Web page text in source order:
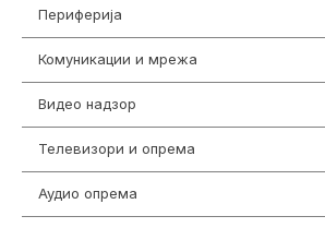
Периферија
Комуникации и мрежа
Видео надзор
Телевизори и опрема
Аудио опрема